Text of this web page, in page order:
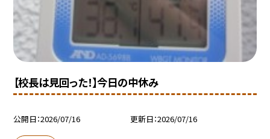
【校長は見回った！】今日の中休み
公開日 2026/07/16 更新日 2026/07/16